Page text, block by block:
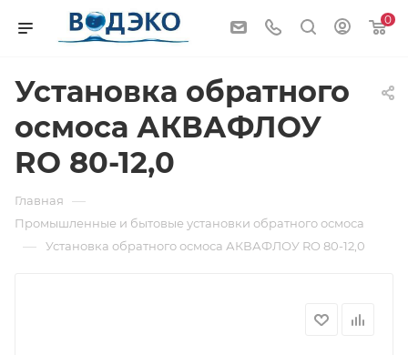
0
Установка обратного
осмоса АКВАФЛОУ
RO 80-12,0
Главная —
Промышленные и бытовые установки обратного осмоса
— Установка обратного осмоса АКВАФЛОУ RO 80-12,0